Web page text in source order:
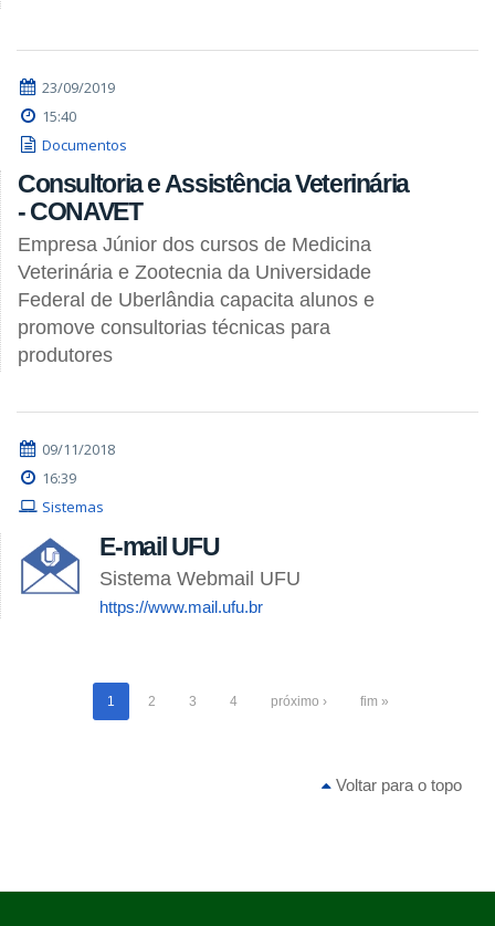
23/09/2019
15:40
Documentos
Consultoria e Assistência Veterinária
- CONAVET
Empresa Júnior dos cursos de Medicina
Veterinária e Zootecnia da Universidade
Federal de Uberlândia capacita alunos e
promove consultorias técnicas para
produtores
09/11/2018
16:39
Sistemas
E-mail UFU
Sistema Webmail UFU
https://www.mail.ufu.br
1 2 3 4 próximo › fim »
Voltar para o topo